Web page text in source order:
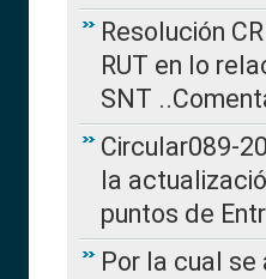
Resolución
RUT en lo
SNT
Circular089-
la
puntos de
Por la cual se